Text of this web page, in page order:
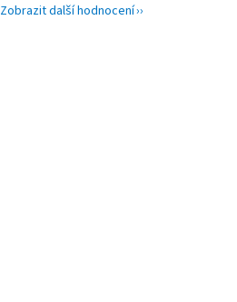
Zobrazit další hodnocení